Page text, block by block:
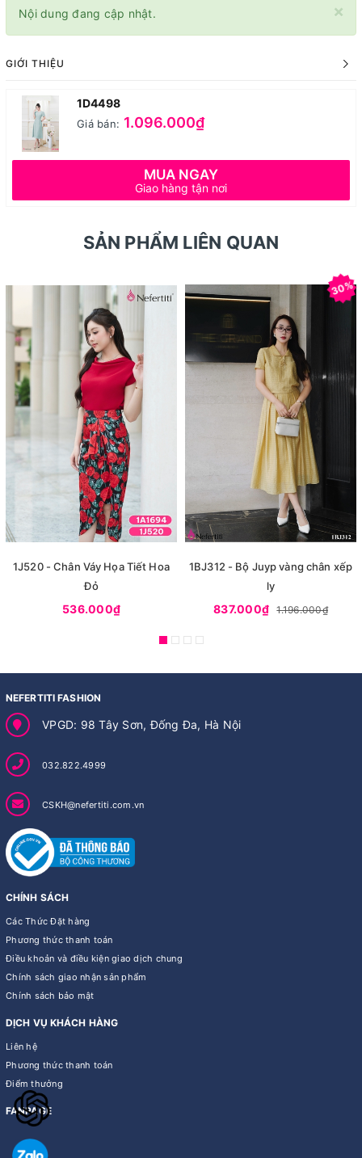
×
Nội dung đang cập nhật.
GIỚI THIỆU
1D4498
Giá bán: 1.096.000₫
MUA NGAY
Giao hàng tận nơi
SẢN PHẨM LIÊN QUAN
1J520 - Chân Váy Họa Tiết Hoa
Đỏ
536.000₫
30%
1BJ312 - Bộ Juyp vàng chân xếp
ly
837.000₫ 1.196.000₫
NEFERTITI FASHION
VPGD: 98 Tây Sơn, Đống Đa, Hà Nội
032.822.4999
CSKH@nefertiti.com.vn
CHÍNH SÁCH
Các Thức Đặt hàng
Phương thức thanh toán
Điều khoản và điều kiện giao dịch chung
Chính sách giao nhận sản phẩm
Chính sách bảo mật
DỊCH VỤ KHÁCH HÀNG
Liên hệ
Phương thức thanh toán
Điểm thưởng
FANPAGE